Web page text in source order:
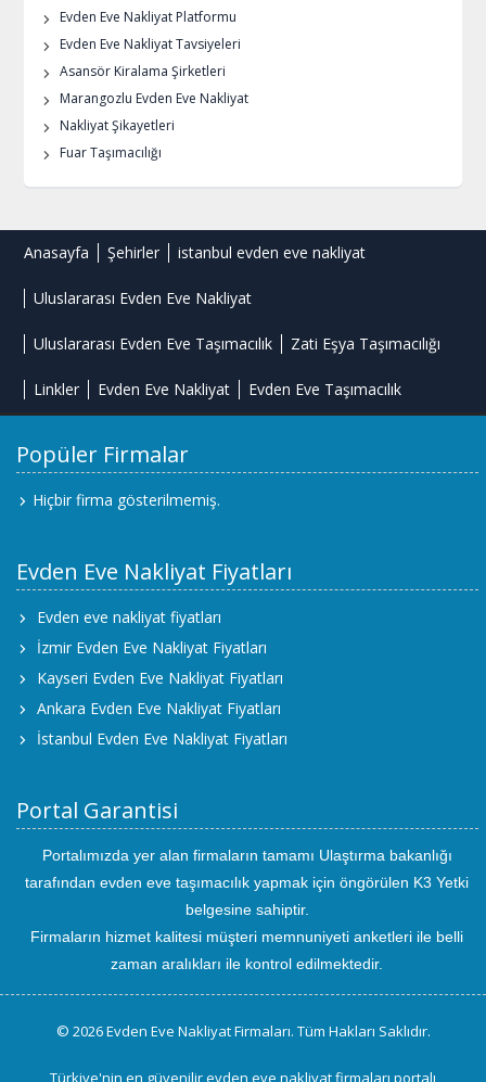
Evden Eve Nakliyat Platformu
Evden Eve Nakliyat Tavsiyeleri
Asansör Kiralama Şirketleri
Marangozlu Evden Eve Nakliyat
Nakliyat Şikayetleri
Fuar Taşımacılığı
Anasayfa Şehirler istanbul evden eve nakliyat
Uluslararası Evden Eve Nakliyat
Uluslararası Evden Eve Taşımacılık Zati Eşya Taşımacılığı
Linkler Evden Eve Nakliyat Evden Eve Taşımacılık
Popüler Firmalar
Hiçbir firma gösterilmemiş.
Evden Eve Nakliyat Fiyatları
Evden eve nakliyat fiyatları
İzmir Evden Eve Nakliyat Fiyatları
Kayseri Evden Eve Nakliyat Fiyatları
Ankara Evden Eve Nakliyat Fiyatları
İstanbul Evden Eve Nakliyat Fiyatları
Portal Garantisi
Portalımızda yer alan firmaların tamamı Ulaştırma bakanlığı
tarafından evden eve taşımacılık yapmak için öngörülen K3 Yetki
belgesine sahiptir.
Firmaların hizmet kalitesi müşteri memnuniyeti anketleri ile belli
zaman aralıkları ile kontrol edilmektedir.
© 2026 Evden Eve Nakliyat Firmaları. Tüm Hakları Saklıdır.
Türkiye'nin en güvenilir evden eve nakliyat firmaları portalı